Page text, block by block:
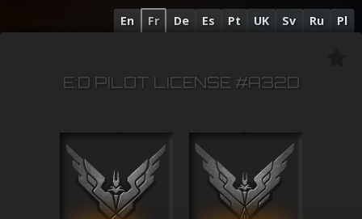
En Fr De Es Pt UK Sv Ru Pl
E:D PILOT LICENSE #A32D